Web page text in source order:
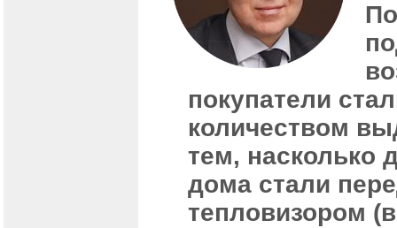
покупатели
количеством
тем, насколько
дома стали
тепловизором